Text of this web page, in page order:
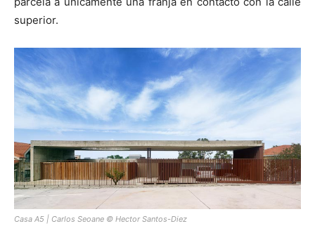
superior.
Casa A5 | Carlos Seoane © Hector Santos-Diez